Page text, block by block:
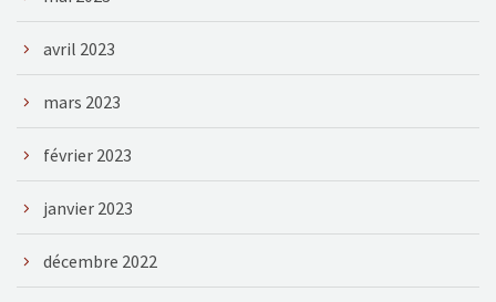
avril 2023
mars 2023
février 2023
janvier 2023
décembre 2022